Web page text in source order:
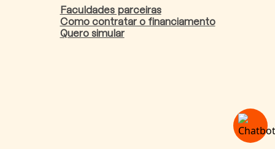
Faculdades parceiras
Como contratar o financiamento
Quero simular